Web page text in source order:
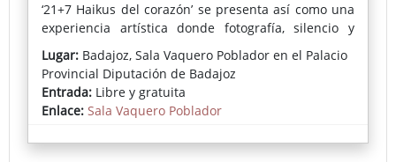
‘21+7 Haikus del corazón’ se presenta así como una
experiencia artística donde fotografía, silencio y
poesía convergen para ofrecer una mirada serena
sobre el tiempo, la naturaleza y la emoción humana
Lugar: Badajoz, Sala Vaquero Poblador en el Palacio
Provincial Diputación de Badajoz
Entrada: Libre y gratuita
Enlace: Sala Vaquero Poblador